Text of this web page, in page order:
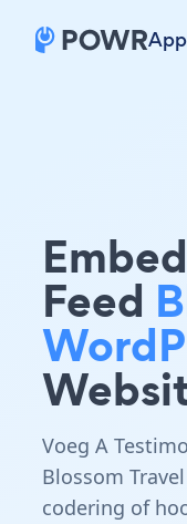
Feed
Voeg A
Blossom
codering of